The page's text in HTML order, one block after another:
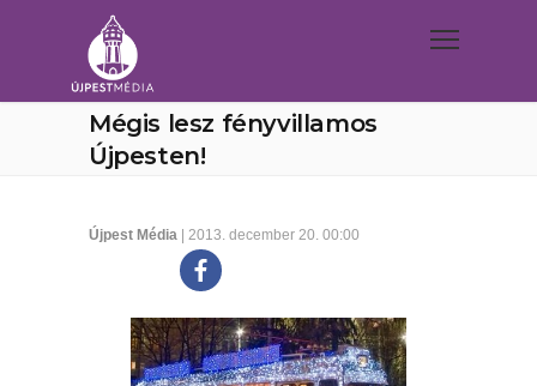
Mégis lesz fényvillamos
Újpesten!
Újpest Média | 2013. december 20. 00:00